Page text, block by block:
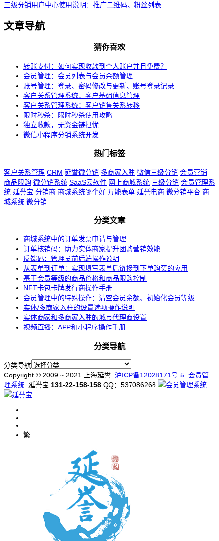
三级分销用户中心使用说明：推广二维码、粉丝列表
文章导航
猜你喜欢
转账支付：如何实现收款到个人账户并且免费？
会员管理：会员列表与会员余额管理
账号管理：登录、密码修改与更新、账号登录记录
客户关系管理系统：客户基础信息管理
客户关系管理系统：客户销售关系转移
限时秒杀：限时秒杀使用攻略
独立收款，无资金链担忧
微信小程序分销系统开发
热门标签
客户关系管理 CRM 延誉微分销 多商家入驻 微信三级分销 会员营销
商品限购 微分销系统 SaaS云软件 网上商城系统 三级分销 会员管理系
统 延誉宝 分销商 商城系统哪个好 万能表单 延誉电商 微分销平台 商
城系统 微分销
分类文章
商城系统中的订单发票申请与管理
订单核销码：助力实体商家提升团购营销效能
反馈码：管理员前后端操作说明
从表单到订单：实现填写表单后链接到下单购买的应用
基于会员等级的商品价格和商品限购控制
NFT卡包卡牌发行商操作手册
会员管理中的特殊操作：清空会员余额、初始化会员等级
实体/多商家入驻的设置选项操作说明
实体商家和多商家入驻的城市代理商设置
视频直播：APP和小程序操作手册
分类导航
分类导航
Copyright © 2009 ~ 2021 上海延誉 沪ICP备12028171号-5 会员管
理系统 延誉宝 131-22-158-158 QQ：537086268
繁